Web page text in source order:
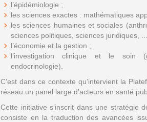
l’épidémiologie ;
les sciences exactes : mathématiques
les sciences humaines et sociales
sciences politiques, sciences juridiques,
l’économie et la gestion ;
l’investigation clinique et le soin
endocrinologie).
C’est dans ce contexte qu’intervient la
réseau un panel large d’acteurs en santé
Cette initiative s’inscrit dans une stratégie
consiste en la traduction des avancées